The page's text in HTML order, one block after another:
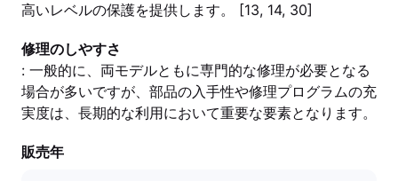
高いレベルの保護を提供します。 [13, 14, 30]
修理のしやすさ
: 一般的に、両モデルともに専門的な修理が必要となる
場合が多いですが、部品の入手性や修理プログラムの充
実度は、長期的な利用において重要な要素となります。
販売年